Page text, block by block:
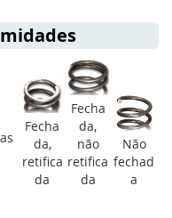
Fecha
da,
retifica
da
Fecha
da,
não
retifica
da
Não
fechad
a